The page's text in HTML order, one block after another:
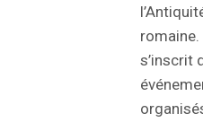
romaine.
s’inscrit